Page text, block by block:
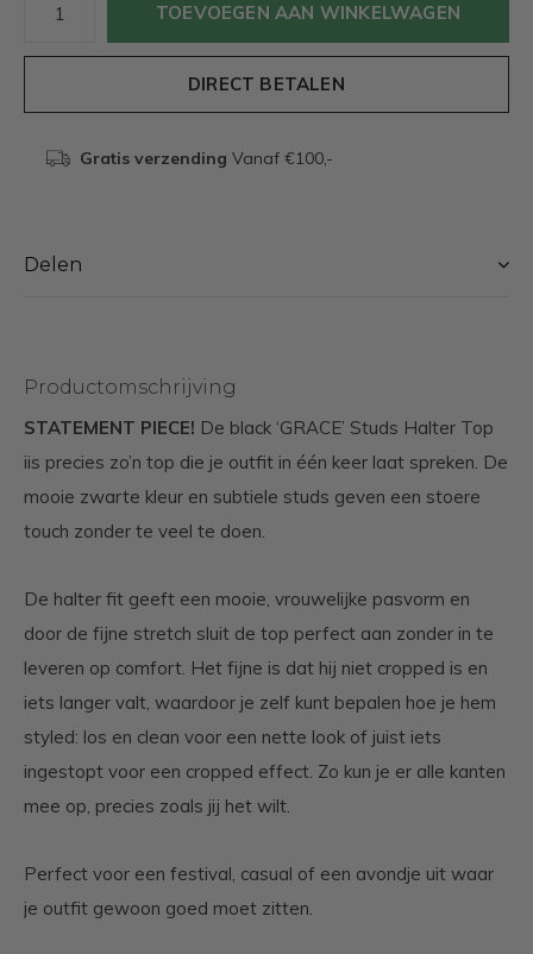
TOEVOEGEN AAN WINKELWAGEN
DIRECT BETALEN
Gratis verzending Vanaf €100,-
Delen
Productomschrijving
STATEMENT PIECE! De black ‘GRACE’ Studs Halter Top
iis precies zo’n top die je outfit in één keer laat spreken. De
mooie zwarte kleur en subtiele studs geven een stoere
touch zonder te veel te doen.
De halter fit geeft een mooie, vrouwelijke pasvorm en
door de fijne stretch sluit de top perfect aan zonder in te
leveren op comfort. Het fijne is dat hij niet cropped is en
iets langer valt, waardoor je zelf kunt bepalen hoe je hem
styled: los en clean voor een nette look of juist iets
ingestopt voor een cropped effect. Zo kun je er alle kanten
mee op, precies zoals jij het wilt.
Perfect voor een festival, casual of een avondje uit waar
je outfit gewoon goed moet zitten.